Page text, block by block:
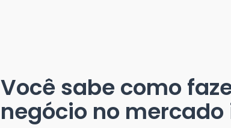
Você sabe como
negócio no